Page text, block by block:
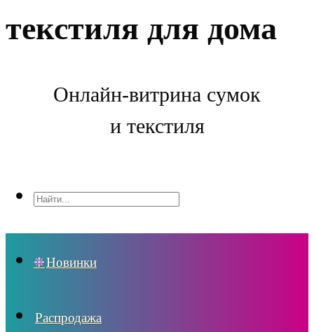
текстиля для дома
Онлайн-витрина сумок
и текстиля
Новинки
Распродажа